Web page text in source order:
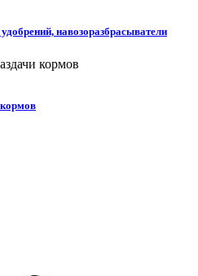
навозоразбрасыватели
кормов